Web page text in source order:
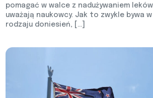
pomagać w walce z nadużywaniem
uważają naukowcy. Jak to zwykle bywa
rodzaju doniesień, […]